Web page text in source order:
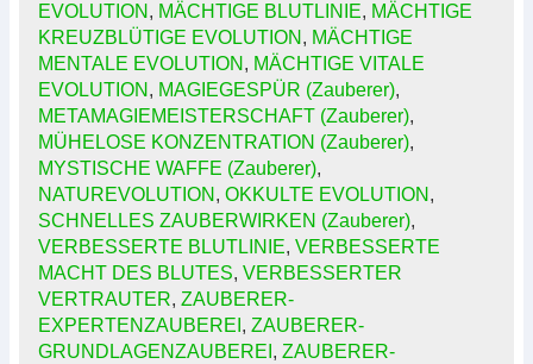
EVOLUTION , MÄCHTIGE BLUTLINIE, MÄCHTIGE
KREUZBLÜTIGE EVOLUTION , MÄCHTIGE
MENTALE EVOLUTION , MÄCHTIGE VITALE
EVOLUTION , MAGIEGESPÜR (Zauberer),
METAMAGIEMEISTERSCHAFT (Zauberer),
MÜHELOSE KONZENTRATION (Zauberer),
MYSTISCHE WAFFE (Zauberer),
NATUREVOLUTION , OKKULTE EVOLUTION ,
SCHNELLES ZAUBERWIRKEN (Zauberer),
VERBESSERTE BLUTLINIE, VERBESSERTE
MACHT DES BLUTES, VERBESSERTER
VERTRAUTER, ZAUBERER-
EXPERTENZAUBEREI , ZAUBERER-
GRUNDLAGENZAUBEREI , ZAUBERER-